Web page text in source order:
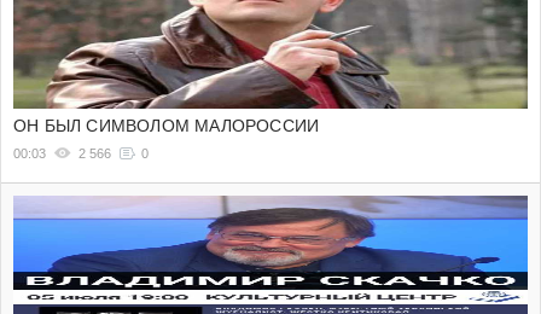
ОН БЫЛ СИМВОЛОМ МАЛОРОССИИ
00:03 2 566 0